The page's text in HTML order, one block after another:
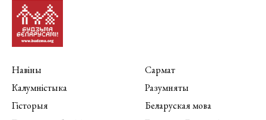
Навіны
Калумністыка
Гісторыя
Сармат
Разумняты
Беларуская мова